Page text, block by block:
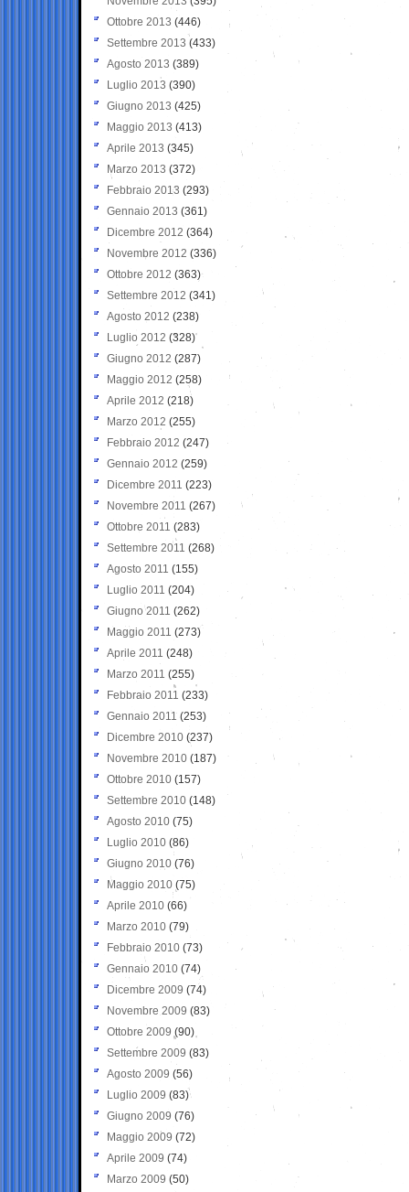
Ottobre 2013 (446)
Settembre 2013 (433)
Agosto 2013 (389)
Luglio 2013 (390)
Giugno 2013 (425)
Maggio 2013 (413)
Aprile 2013 (345)
Marzo 2013 (372)
Febbraio 2013 (293)
Gennaio 2013 (361)
Dicembre 2012 (364)
Novembre 2012 (336)
Ottobre 2012 (363)
Settembre 2012 (341)
Agosto 2012 (238)
Luglio 2012 (328)
Giugno 2012 (287)
Maggio 2012 (258)
Aprile 2012 (218)
Marzo 2012 (255)
Febbraio 2012 (247)
Gennaio 2012 (259)
Dicembre 2011 (223)
Novembre 2011 (267)
Ottobre 2011 (283)
Settembre 2011 (268)
Agosto 2011 (155)
Luglio 2011 (204)
Giugno 2011 (262)
Maggio 2011 (273)
Aprile 2011 (248)
Marzo 2011 (255)
Febbraio 2011 (233)
Gennaio 2011 (253)
Dicembre 2010 (237)
Novembre 2010 (187)
Ottobre 2010 (157)
Settembre 2010 (148)
Agosto 2010 (75)
Luglio 2010 (86)
Giugno 2010 (76)
Maggio 2010 (75)
Aprile 2010 (66)
Marzo 2010 (79)
Febbraio 2010 (73)
Gennaio 2010 (74)
Dicembre 2009 (74)
Novembre 2009 (83)
Ottobre 2009 (90)
Settembre 2009 (83)
Agosto 2009 (56)
Luglio 2009 (83)
Giugno 2009 (76)
Maggio 2009 (72)
Aprile 2009 (74)
Marzo 2009 (50)